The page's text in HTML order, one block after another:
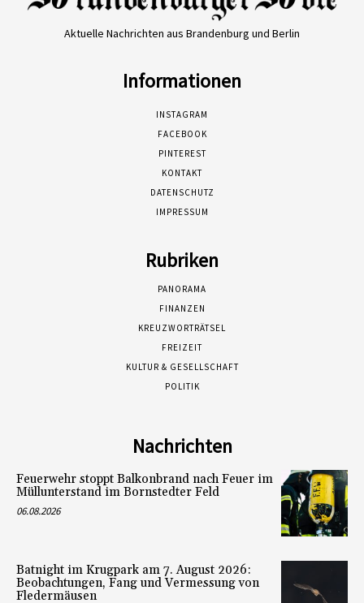
Aktuelle Nachrichten aus Brandenburg und Berlin
Informationen
INSTAGRAM
FACEBOOK
PINTEREST
KONTAKT
DATENSCHUTZ
IMPRESSUM
Rubriken
PANORAMA
FINANZEN
KREUZWORTRÄTSEL
FREIZEIT
KULTUR & GESELLSCHAFT
POLITIK
Nachrichten
Feuerwehr stoppt Balkonbrand nach Feuer im
Müllunterstand im Bornstedter Feld
06.08.2026
Batnight im Krugpark am 7. August 2026:
Beobachtungen, Fang und Vermessung von
Fledermäusen